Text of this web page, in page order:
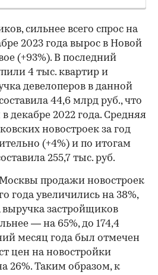
сильнее всего спрос на
2023 года вырос в Новой
(+93%). В последний
4 тыс. квартир и
девелоперов в данной
44,6 млрд руб., что
декабре 2022 года. Средняя
новостроек за год
(+4%) и по итогам
255,7 тыс. руб.
продажи новостроек
года увеличились на 38%,
выручка застройщиков
— на 65%, до 174,4
месяц года был отмечен
цен на новостройки
26%. Таким образом, к